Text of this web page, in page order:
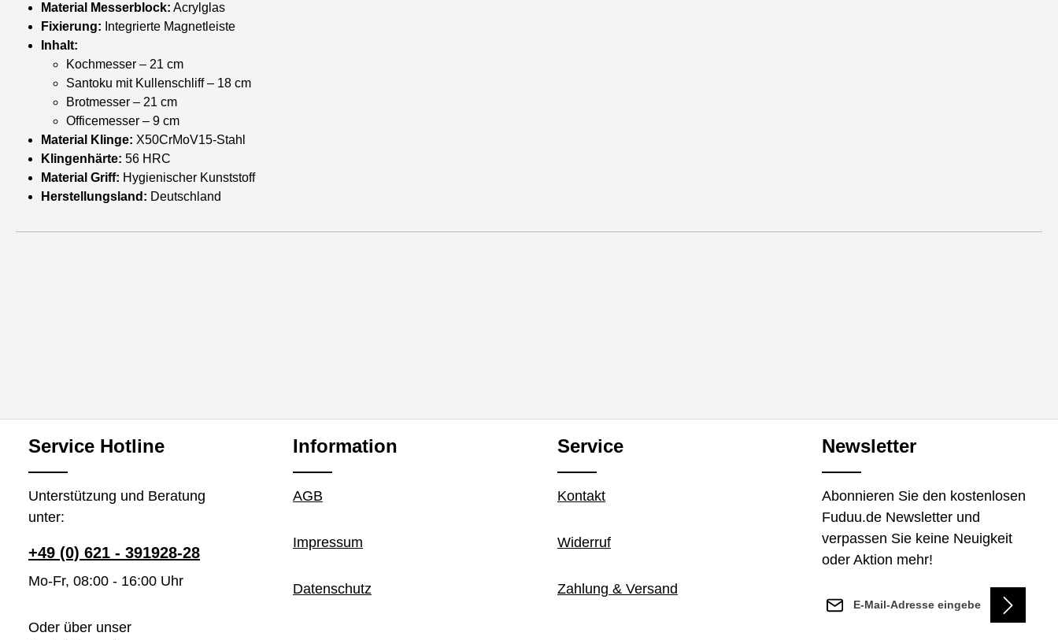
Material Messerblock: Acrylglas
Fixierung: Integrierte Magnetleiste
Inhalt:
Kochmesser – 21 cm
Santoku mit Kullenschliff – 18 cm
Brotmesser – 21 cm
Officemesser – 9 cm
Material Klinge: X50CrMoV15-Stahl
Klingenhärte: 56 HRC
Material Griff: Hygienischer Kunststoff
Herstellungsland: Deutschland
Service Hotline
Unterstützung und Beratung
unter:
+49 (0) 621 - 391928-28
Mo-Fr, 08:00 - 16:00 Uhr
Oder über unser
Information
AGB
Impressum
Datenschutz
Service
Kontakt
Widerruf
Zahlung & Versand
Newsletter
Abonnieren Sie den kostenlosen
Fuduu.de Newsletter und
verpassen Sie keine Neuigkeit
oder Aktion mehr!